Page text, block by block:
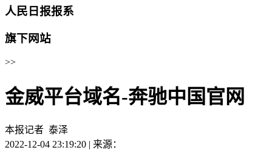
人民日报报系
旗下网站
>>
金威平台域名-奔驰中国官网
本报记者 泰泽
2022-12-04 23:19:20 | 来源：